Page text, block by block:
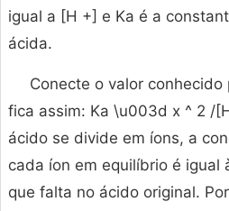
igual a [H +] e Ka é a
ácida.
Conecte o valor conhecido
fica assim: Ka \u003d x ^ 2 /
ácido se divide em íons, a
cada íon em equilíbrio é igual
que falta no ácido original.